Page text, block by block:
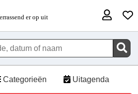
Categorieën Uitagenda